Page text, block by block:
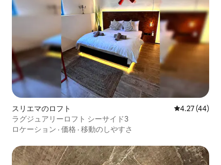
スリエマのロフト レビュー44
4.27 (44)
ラグジュアリーロフト シーサイド3
ロケーション · 価格 · 移動のしやすさ